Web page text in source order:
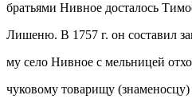
братьями Нивное досталось
Лишеню. В 1757 г. он составил
му село Нивное с мельницей
чуковому товарищу